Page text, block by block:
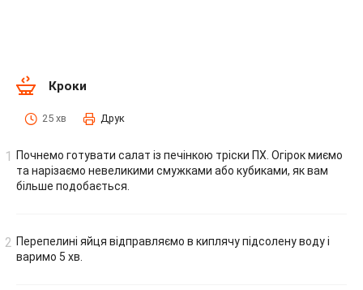
Кроки
25 хв Друк
Почнемо готувати салат із печінкою тріски ПХ. Огірок миємо
та нарізаємо невеликими смужками або кубиками, як вам
більше подобається.
Перепелині яйця відправляємо в киплячу підсолену воду і
варимо 5 хв.